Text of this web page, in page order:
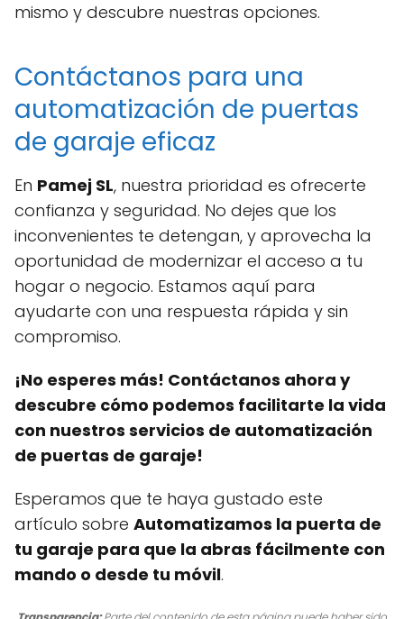
mismo y descubre nuestras opciones.
Contáctanos para una
automatización de puertas
de garaje eficaz
En Pamej SL, nuestra prioridad es ofrecerte
confianza y seguridad. No dejes que los
inconvenientes te detengan, y aprovecha la
oportunidad de modernizar el acceso a tu
hogar o negocio. Estamos aquí para
ayudarte con una respuesta rápida y sin
compromiso.
¡No esperes más! Contáctanos ahora y
descubre cómo podemos facilitarte la vida
con nuestros servicios de automatización
de puertas de garaje!
Esperamos que te haya gustado este
artículo sobre Automatizamos la puerta de
tu garaje para que la abras fácilmente con
mando o desde tu móvil.